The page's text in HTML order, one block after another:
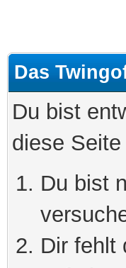
Das
Du bist
diese
Du bist
Dir fehlt